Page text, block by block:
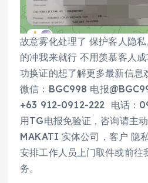
故意雾化处理了 保护客人隐
的冲我来就行 不用羡慕客人
功换证的想了解更多最新信息
微信：BGC998 电报
+63 912-0912-222 电话：
用TG电报免验证，咨询请主
MAKATI 实体公司，客户 隐
安排工作人员上门取件或前往
务。